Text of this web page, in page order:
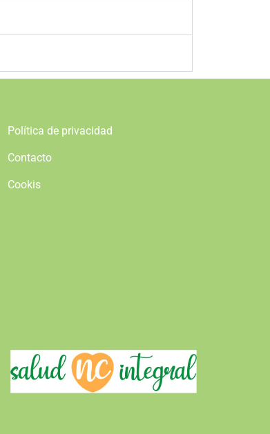
Política de privacidad
Contacto
Cookis